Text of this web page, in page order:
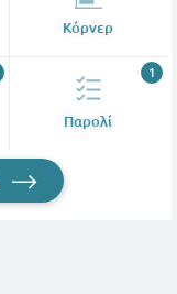
Κόρνερ
Παρολί
1